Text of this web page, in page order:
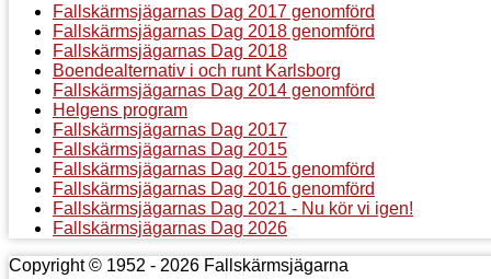
Fallskärmsjägarnas Dag 2017 genomförd
Fallskärmsjägarnas Dag 2018 genomförd
Fallskärmsjägarnas Dag 2018
Boendealternativ i och runt Karlsborg
Fallskärmsjägarnas Dag 2014 genomförd
Helgens program
Fallskärmsjägarnas Dag 2017
Fallskärmsjägarnas Dag 2015
Fallskärmsjägarnas Dag 2015 genomförd
Fallskärmsjägarnas Dag 2016 genomförd
Fallskärmsjägarnas Dag 2021 - Nu kör vi igen!
Fallskärmsjägarnas Dag 2026
Copyright © 1952 - 2026 Fallskärmsjägarna